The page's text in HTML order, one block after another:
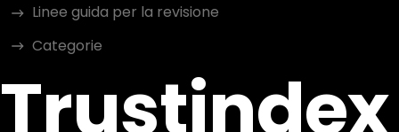
Linee guida per la revisione
Categorie
Trustindex